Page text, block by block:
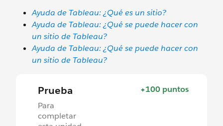
Ayuda de Tableau: ¿Qué es un sitio?
Ayuda de Tableau: ¿Qué se puede hacer con
un sitio de Tableau?
Ayuda de Tableau: ¿Qué se puede hacer con
un sitio de Tableau?